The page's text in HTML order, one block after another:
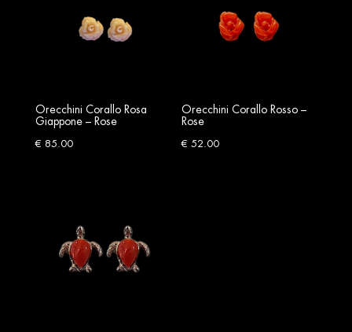
Orecchini Corallo Rosa
Giappone – Rose
€ 85.00
Orecchini Corallo Rosso –
Rose
€ 52.00